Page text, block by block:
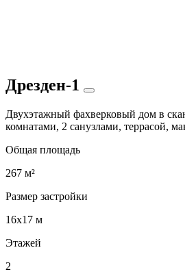
Дрезден-1
Двухэтажный фахверковый дом в
комнатами, 2 санузлами, террасой,
Общая площадь
267 м²
Размер застройки
16x17 м
Этажей
2